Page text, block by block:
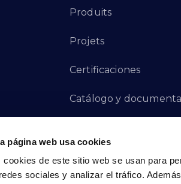
página web usa cookies
cookies de este sitio web se usan para
sociales y analizar el tráfico.
Produits
Projets
Certificaciones
Catálogo y
Canal de denuncias